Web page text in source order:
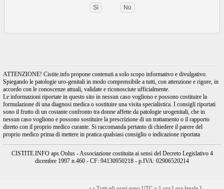
ATTENZIONE! Cistite.info propone contenuti a solo scopo informativo e divulgativo.
Spiegando le patologie uro-genitali in modo comprensibile a tutti, con attenzione e rigore, in
accordo con le conoscenze attuali, validate e riconosciute ufficialmente.
Le informazioni riportate in questo sito in nessun caso vogliono e possono costituire la
formulazione di una diagnosi medica o sostituire una visita specialistica. I consigli riportati
sono il frutto di un costante confronto tra donne affette da patologie urogenitali, che in
nessun caso vogliono e possono sostituire la prescrizione di un trattamento o il rapporto
diretto con il proprio medico curante. Si raccomanda pertanto di chiedere il parere del
proprio medico prima di mettere in pratica qualsiasi consiglio o indicazione riportata
CISTITE.INFO aps Onlus - Associazione costituita ai sensi del Decreto Legislativo 4
dicembre 1997 n.460 - CF: 94130950218 - p.IVA: 02906520214